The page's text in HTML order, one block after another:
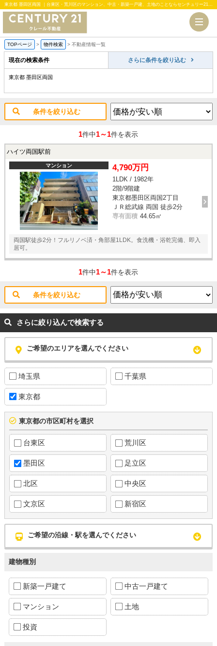
東京都 墨田区両国 ｜台東区・荒川区のマンション、中古・新築一戸建、土地のことならセンチュリー21クレール不動産
TOPページ > 物件検索 > 不動産情報一覧
現在の検索条件 さらに条件を絞り込む
東京都 墨田区両国
条件を絞り込む
1件中1～1件を表示
ハイツ両国駅前
マンション 4,790万円
1LDK / 1982年
2階/9階建
東京都墨田区両国2丁目
ＪＲ総武線 両国 徒歩2分
専有面積 44.65㎡
両国駅徒歩2分！フルリノベ済・角部屋1LDK。食洗機・浴乾完備、即入
居可。
1件中1～1件を表示
条件を絞り込む
さらに絞り込んで検索する
ご希望のエリアを選んでください
埼玉県 千葉県
東京都
東京都の市区町村を選択
台東区 荒川区
墨田区 足立区
北区 中央区
文京区 新宿区
ご希望の沿線・駅を選んでください
建物種別
新築一戸建て 中古一戸建て
マンション 土地
投資